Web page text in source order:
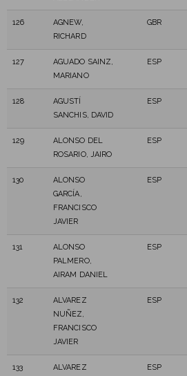
126
AGNEW,
RICHARD
GBR
127
AGUADO SAINZ,
MARIANO
ESP
128
AGUSTÍ
SANCHIS, DAVID
ESP
129
ALONSO DEL
ROSARIO, JAIRO
ESP
130
ALONSO
GARCÍA,
FRANCISCO
JAVIER
ESP
131
ALONSO
PALMERO,
AIRAM DANIEL
ESP
132
ALVAREZ
NUÑEZ,
FRANCISCO
JAVIER
ESP
133
ALVAREZ
ESP